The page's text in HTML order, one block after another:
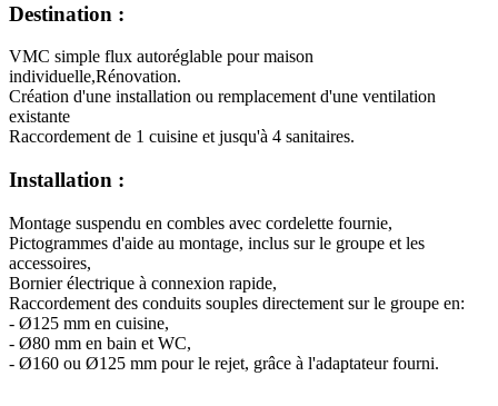
Destination :
VMC simple flux autoréglable pour maison
individuelle,Rénovation.
Création d'une installation ou remplacement d'une ventilation
existante
Raccordement de 1 cuisine et jusqu'à 4 sanitaires.
Installation :
Montage suspendu en combles avec cordelette fournie,
Pictogrammes d'aide au montage, inclus sur le groupe et les
accessoires,
Bornier électrique à connexion rapide,
Raccordement des conduits souples directement sur le groupe en:
- Ø125 mm en cuisine,
- Ø80 mm en bain et WC,
- Ø160 ou Ø125 mm pour le rejet, grâce à l'adaptateur fourni.